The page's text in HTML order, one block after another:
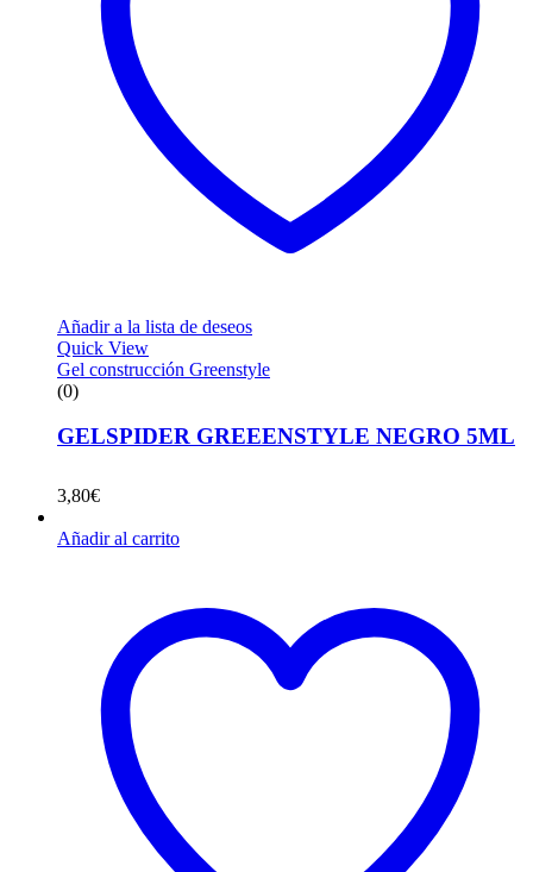
Añadir a la lista de deseos
Quick View
Gel construcción Greenstyle
(0)
GELSPIDER GREEENSTYLE NEGRO 5ML
3,80€
Añadir al carrito